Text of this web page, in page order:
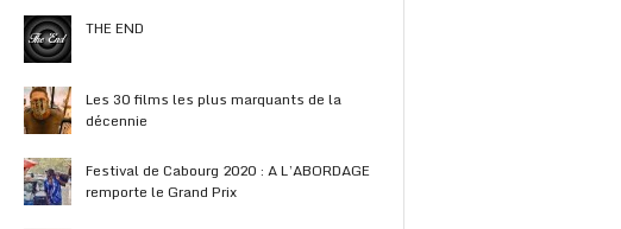
THE END
Les 30 films les plus marquants de la
décennie
Festival de Cabourg 2020 : A L’ABORDAGE
remporte le Grand Prix